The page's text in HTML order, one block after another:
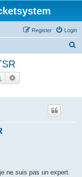
Login
Register
Search
ne suis pas un expert.